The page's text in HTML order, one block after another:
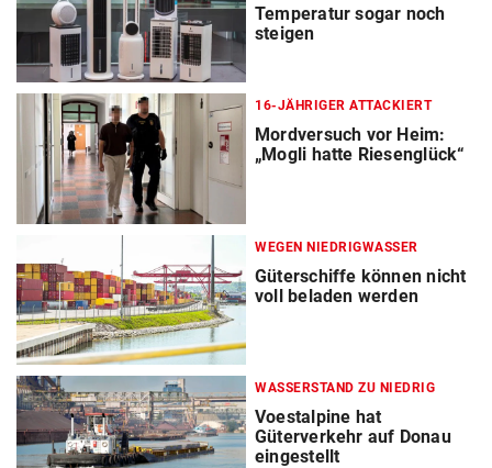
Temperatur sogar noch
steigen
16-JÄHRIGER ATTACKIERT
Mordversuch vor Heim:
„Mogli hatte Riesenglück“
WEGEN NIEDRIGWASSER
Güterschiffe können nicht
voll beladen werden
WASSERSTAND ZU NIEDRIG
Voestalpine hat
Güterverkehr auf Donau
eingestellt